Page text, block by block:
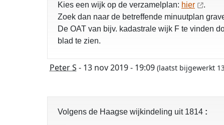
Kies een wijk op de verzamelplan: hier
.
Zoek dan naar de betreffende minuutplan
De OAT van bijv. kadastrale wijk F te vinden
blad te zien.
Peter S - 13 nov 2019 - 19:09 (laatst bijgewerkt
Volgens de Haagse wijkindeling uit 1814 :